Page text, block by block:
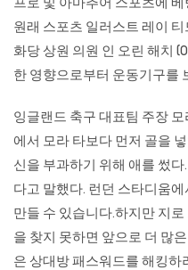
프로 및 아마추어 스포츠에 베
원래 스포츠 일러스트 레이
화당 상원 의원 인 오린 해치
한 영향으로부터 운동기구를
잉글랜드 축구 대표팀 주장
에서 모라 타보다 먼저 골을
신을 부과하기 위해 애를 썼
다고 말했다. 런던 스타디움
만들 수 있습니다.하지만 지
을 찾지 못하면 앞으로 더 많
은 상대방 패스워드를 해킹하